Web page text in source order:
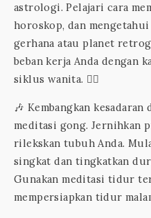
astrologi. Pelajari cara
horoskop, dan mengetahui
gerhana atau planet
beban kerja Anda dengan
siklus wanita. 💇‍♀️
🎶 Kembangkan
meditasi gong. Jernihkan
rilekskan tubuh Anda.
singkat dan tingkatkan
Gunakan meditasi tidur
mempersiapkan tidur